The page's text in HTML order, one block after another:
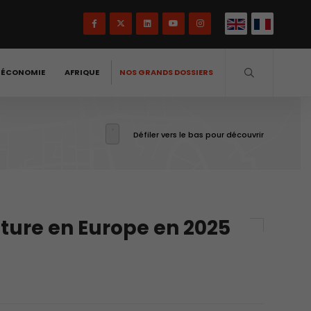
AFRIQUE NOS GRANDS DOSSIERS
Défiler vers le bas pour découvrir
en Europe en 2025